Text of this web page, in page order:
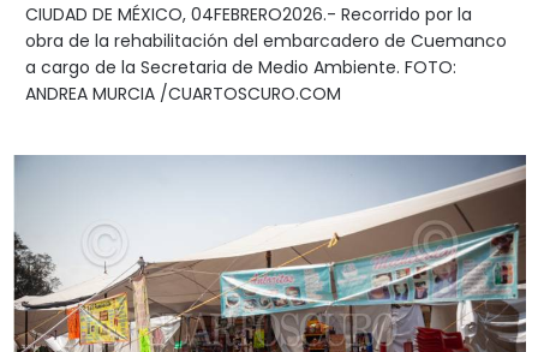
CIUDAD DE MÉXICO, 04FEBRERO2026.- Recorrido por la
obra de la rehabilitación del embarcadero de Cuemanco
a cargo de la Secretaria de Medio Ambiente. FOTO:
ANDREA MURCIA /CUARTOSCURO.COM